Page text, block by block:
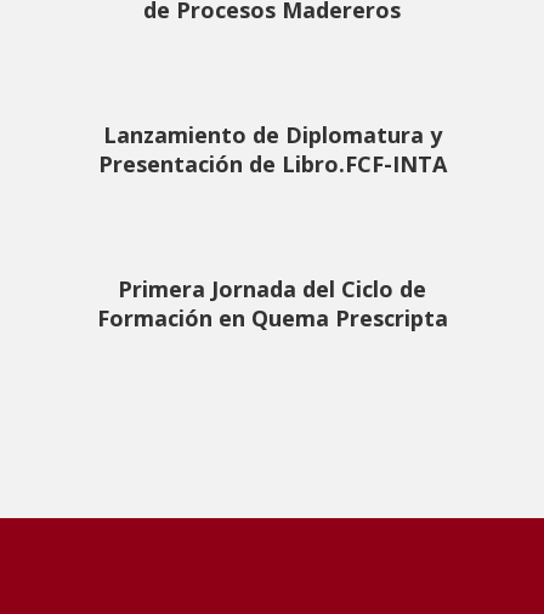
de Procesos Madereros
Lanzamiento de Diplomatura y
Presentación de Libro.FCF-INTA
Primera Jornada del Ciclo de
Formación en Quema Prescripta